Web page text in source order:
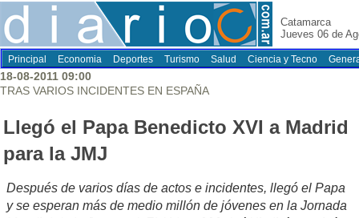
Catamarca
Jueves 06 de
Principal Economia Deportes Turismo Salud Ciencia y Tecno
18-08-2011 09:00
TRAS VARIOS INCIDENTES EN ESPAÑA
Llegó el Papa Benedicto XVI a Madrid
para la JMJ
Después de varios días de actos e incidentes, llegó el Papa
y se esperan más de medio millón de jóvenes en la Jornada